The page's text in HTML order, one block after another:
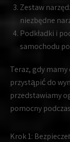
Zestaw
niezbędne
Podkładki i
samochodu
Teraz, gdy
przystąpić do
przedstawiamy
pomocny
Krok 1: